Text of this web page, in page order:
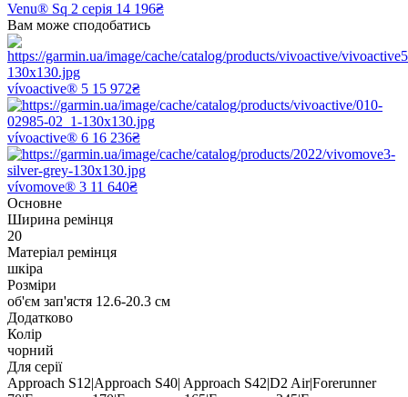
Venu® Sq 2 серія 14 196₴
Вам може сподобатись
vívoactive® 5 15 972₴
vívoactive® 6 16 236₴
vívomove® 3 11 640₴
Основне
Ширина ремінця
20
Матеріал ремінця
шкіра
Розміри
об'єм зап'ястя 12.6-20.3 см
Додатково
Колір
чорний
Для серії
Approach S12|Approach S40| Approach S42|D2 Air|Forerunner